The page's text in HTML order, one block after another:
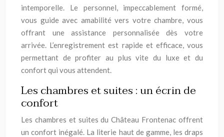
intemporelle. Le personnel, impeccablement formé,
vous guide avec amabilité vers votre chambre, vous
offrant une assistance personnalisée dès votre
arrivée. L’enregistrement est rapide et efficace, vous
permettant de profiter au plus vite du luxe et du
confort qui vous attendent.
Les chambres et suites : un écrin de
confort
Les chambres et suites du Château Frontenac offrent
un confort inégalé. La literie haut de gamme, les draps